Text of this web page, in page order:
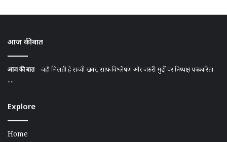
आज की बात
आज की बात– जहाँ मिलती है सच्ची खबर, साफ़ विश्लेषण और ज़रूरी मुद्दों पर निष्पक्ष पत्रकारिता
....
Explore
Home